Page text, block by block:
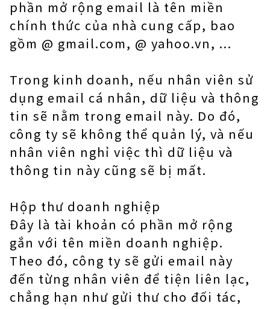
phần mở rộng email là tên miền
chính thức của nhà cung cấp, bao
gồm @ gmail.com, @ yahoo.vn, ...
Trong kinh doanh, nếu nhân viên sử
dụng email cá nhân, dữ liệu và thông
tin sẽ nằm trong email này. Do đó,
công ty sẽ không thể quản lý, và nếu
nhân viên nghỉ việc thì dữ liệu và
thông tin này cũng sẽ bị mất.
Hộp thư doanh nghiệp
Đây là tài khoản có phần mở rộng
gắn với tên miền doanh nghiệp.
Theo đó, công ty sẽ gửi email này
đến từng nhân viên để tiện liên lạc,
chẳng hạn như gửi thư cho đối tác,